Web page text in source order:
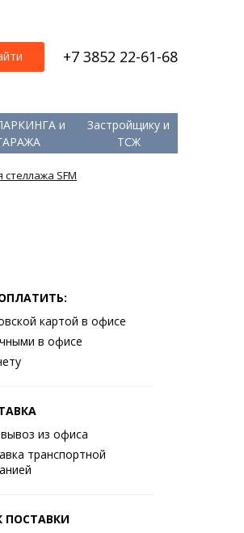
+7 3852 22-61-68
и
Застройщику и
ТСЖ
SFM
картой в офисе
в офисе
из офиса
транспортной
ПОСТАВКИ